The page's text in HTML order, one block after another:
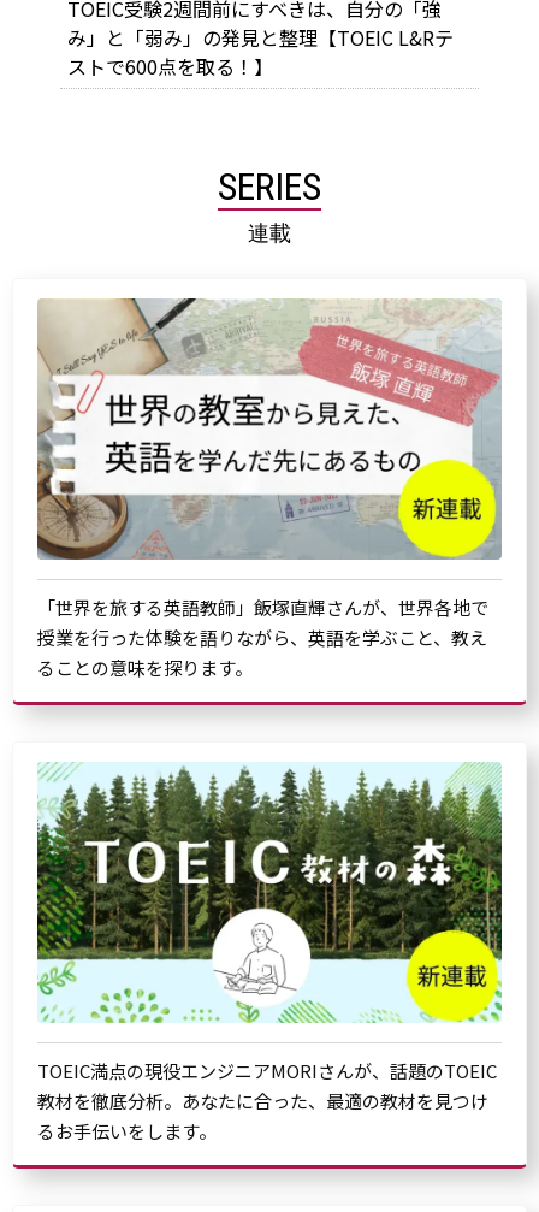
TOEIC受験2週間前にすべきは、自分の「強
み」と「弱み」の発見と整理【TOEIC L&Rテ
ストで600点を取る！】
SERIES
連載
「世界を旅する英語教師」飯塚直輝さんが、世界各地で
授業を行った体験を語りながら、英語を学ぶこと、教え
ることの意味を探ります。
TOEIC満点の現役エンジニアMORIさんが、話題のTOEIC
教材を徹底分析。あなたに合った、最適の教材を見つけ
るお手伝いをします。